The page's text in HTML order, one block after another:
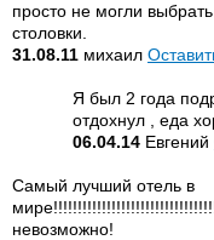
просто не могли
столовки.
31.08.11 михаил
Я был 2 года
отдохнул , еда
06.04.14 Евгений
Самый лучший отель в
невозможно!